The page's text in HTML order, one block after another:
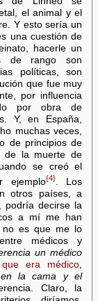
el animal y el
Y esto sería un
una cuestión de
hacerle un
de rango son
políticas, son
que fue muy
por influencia
por obra de
Y, en España,
muchas veces,
de principios de
de la muerte de
se creó el
ejemplo{4}. Los
otros países, a
podría decirse la
a mí me han
no es que me lo
médicos y
un médico
era médico
la cama y el
Claro, la